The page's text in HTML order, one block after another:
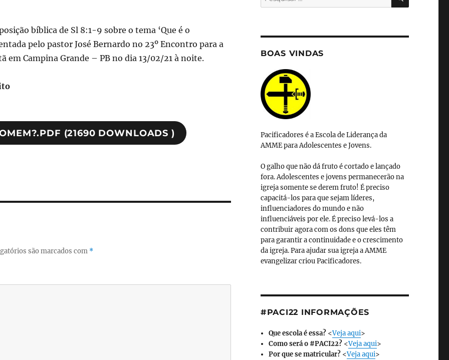
bíblica de Sl 8:1-9 sobre o tema ‘Que é o
pelo pastor José Bernardo no 23º Encontro para a
em Campina Grande – PB no dia 13/02/21 à noite.
(21690 DOWNLOADS )
são marcados com *
por:
BOAS VINDAS
Pacificadores é a Escola de Liderança da
AMME para Adolescentes e Jovens.
O galho que não dá fruto é cortado e lançado
fora. Adolescentes e jovens permanecerão na
igreja somente se derem fruto! É preciso
capacitá-los para que sejam líderes,
influenciadores do mundo e não
influenciáveis por ele. É preciso levá-los a
contribuir agora com os dons que eles têm
para garantir a continuidade e o crescimento
da igreja. Para ajudar sua igreja a AMME
evangelizar criou Pacificadores.
#PACI22 INFORMAÇÕES
Que escola é essa? <Veja aqui>
Como será o #PACI22? <Veja aqui>
Por que se matricular? <Veja aqui>